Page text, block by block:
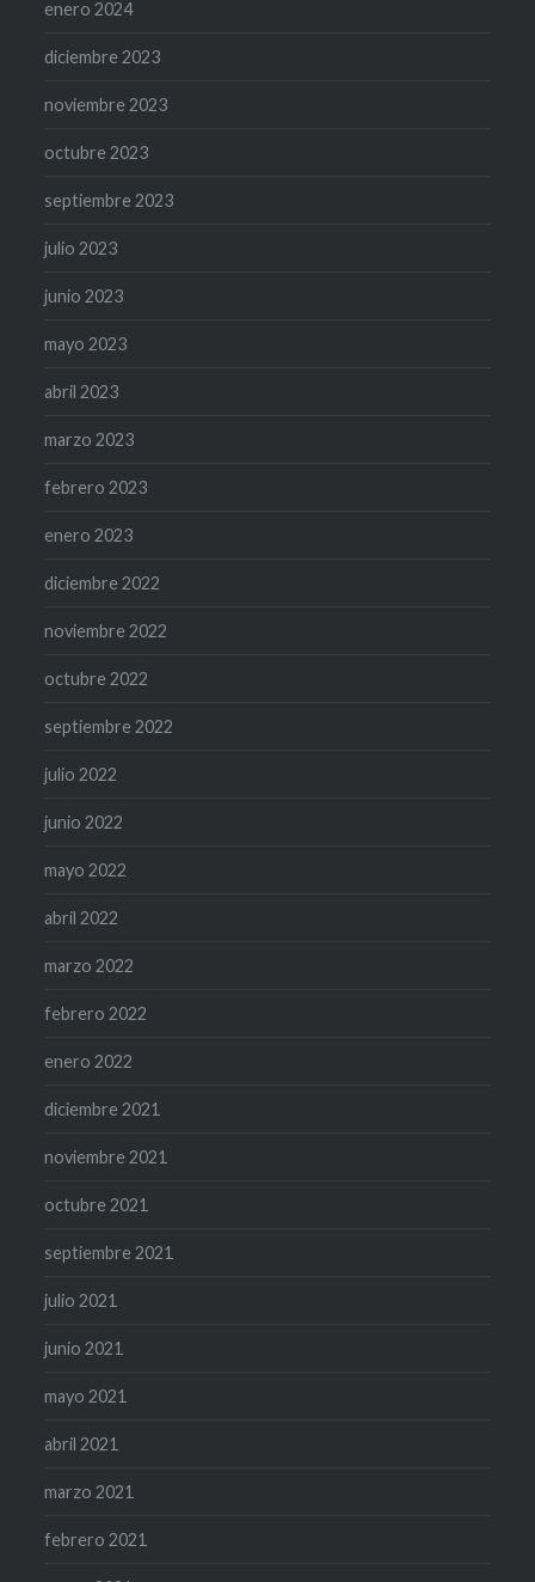
enero 2024
diciembre 2023
noviembre 2023
octubre 2023
septiembre 2023
julio 2023
junio 2023
mayo 2023
abril 2023
marzo 2023
febrero 2023
enero 2023
diciembre 2022
noviembre 2022
octubre 2022
septiembre 2022
julio 2022
junio 2022
mayo 2022
abril 2022
marzo 2022
febrero 2022
enero 2022
diciembre 2021
noviembre 2021
octubre 2021
septiembre 2021
julio 2021
junio 2021
mayo 2021
abril 2021
marzo 2021
febrero 2021